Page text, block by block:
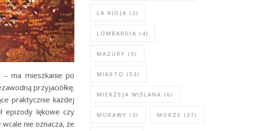
– ma mieszkanie po
przyjaciółkę.
praktycznie każdej
epizody lękowe czy
nie oznacza, że
LA RIOJA (2)
LOMBARDIA (4)
MAZURY (5)
MIASTO (53)
MIERZEJA WIŚLANA (6)
MORAWY (3) MORZE (37)